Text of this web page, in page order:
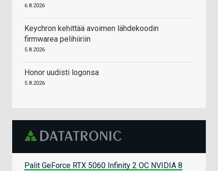
6.8.2026
Keychron kehittää avoimen lähdekoodin
firmwarea pelihiiriin
5.8.2026
Honor uudisti logonsa
5.8.2026
Palit GeForce RTX 5060 Infinity 2 OC NVIDIA 8